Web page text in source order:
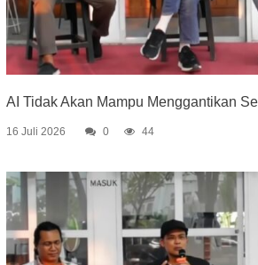
AI Tidak Akan Mampu Menggantikan
16 Juli 2026 0 44